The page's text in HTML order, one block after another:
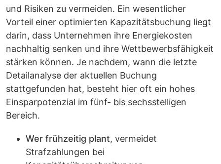
und Risiken zu vermeiden. Ein wesentlicher
Vorteil einer optimierten Kapazitätsbuchung liegt
darin, dass Unternehmen ihre Energiekosten
nachhaltig senken und ihre Wettbewerbsfähigkeit
stärken können. Je nachdem, wann die letzte
Detailanalyse der aktuellen Buchung
stattgefunden hat, besteht hier oft ein hohes
Einsparpotenzial im fünf- bis sechsstelligen
Bereich.
Wer frühzeitig plant, vermeidet
Strafzahlungen bei